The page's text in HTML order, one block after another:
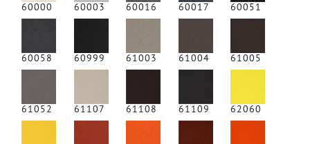
60000 60003 60016 60017 60051
60058 60999 61003 61004 61005
61052 61107 61108 61109 62060